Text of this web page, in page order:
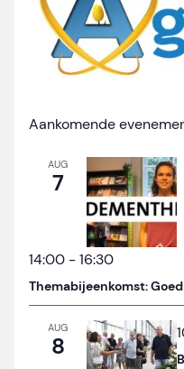
Aankomende
AUG
7
14:00 -16:30
Themabijeenkomst:
AUG
8